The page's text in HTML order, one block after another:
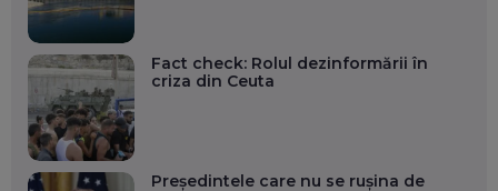
Fact check: Rolul dezinformării în
criza din Ceuta
Președintele care nu se rușina de